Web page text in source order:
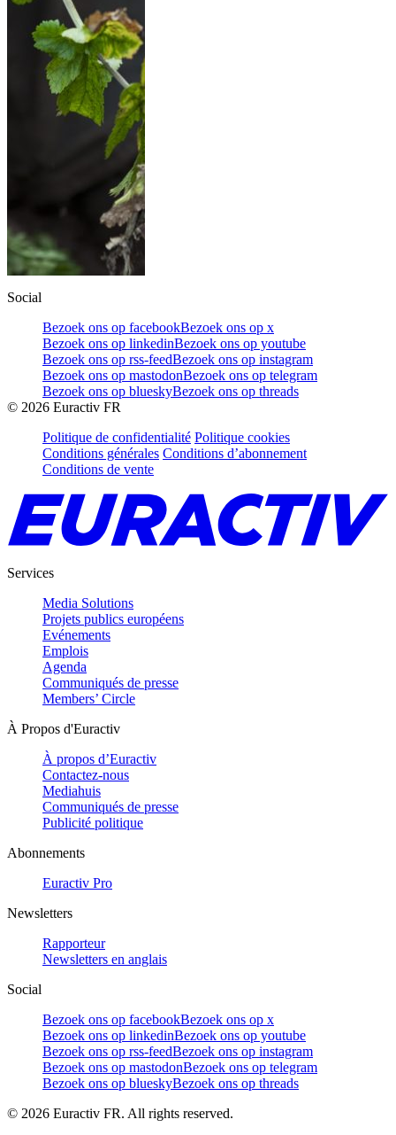
Social
Bezoek ons op facebookBezoek ons op x
Bezoek ons op linkedinBezoek ons op youtube
Bezoek ons op rss-feedBezoek ons op instagram
Bezoek ons op mastodonBezoek ons op telegram
Bezoek ons op blueskyBezoek ons op threads
© 2026 Euractiv FR
Politique de confidentialité Politique cookies
Conditions générales Conditions d’abonnement
Conditions de vente
Services
Media Solutions
Projets publics européens
Evénements
Emplois
Agenda
Communiqués de presse
Members’ Circle
À Propos d'Euractiv
À propos d’Euractiv
Contactez-nous
Mediahuis
Communiqués de presse
Publicité politique
Abonnements
Euractiv Pro
Newsletters
Rapporteur
Newsletters en anglais
Social
Bezoek ons op facebookBezoek ons op x
Bezoek ons op linkedinBezoek ons op youtube
Bezoek ons op rss-feedBezoek ons op instagram
Bezoek ons op mastodonBezoek ons op telegram
Bezoek ons op blueskyBezoek ons op threads
© 2026 Euractiv FR. All rights reserved.